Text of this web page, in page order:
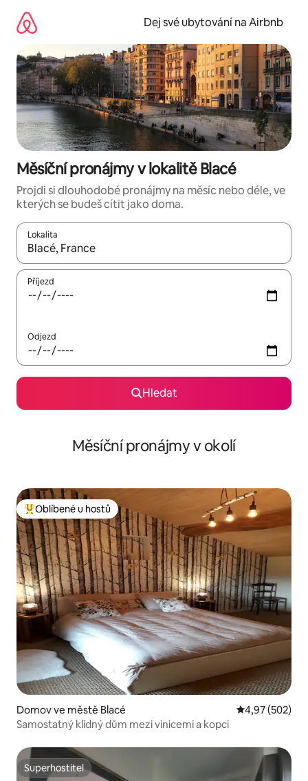
obsah
Dej své ubytování na Airbnb
Měsíční pronájmy v lokalitě Blacé
Projdi si dlouhodobé pronájmy na měsíc nebo déle, ve
kterých se budeš cítit jako doma.
Lokalita
Až budou výsledky k dispozici, můžeš si je procházet pomocí
Příjezd
Odjezd
Hledat
Měsíční pronájmy v okolí
Nejlepší v kategorii Oblíbené u hostů
Oblíbené u hostů
Domov ve městě Blacé Průměrné
4,97 (502)
Samostatný klidný dům mezi vinicemi a kopci
Superhostitel
Superhostitel